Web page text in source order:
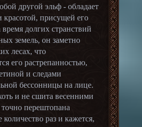
другой эльф - обладает
красотой, присущей его
долгих странствий
земель, он заметно
лесах, что
его растрепанностью,
и следами
бессонницы на лице.
и не сшита весенними
перештопана
количество раз и кажется,